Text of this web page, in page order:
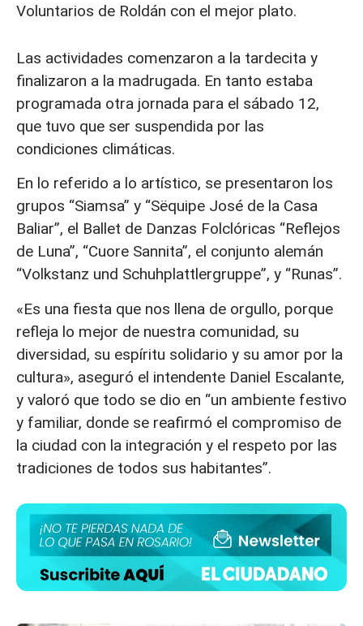
Voluntarios de Roldán con el mejor plato.
Las actividades comenzaron a la tardecita y
finalizaron a la madrugada. En tanto estaba
programada otra jornada para el sábado 12,
que tuvo que ser suspendida por las
condiciones climáticas.
En lo referido a lo artístico, se presentaron los
grupos “Siamsa” y “Sëquipe José de la Casa
Baliar”, el Ballet de Danzas Folclóricas “Reflejos
de Luna”, “Cuore Sannita”, el conjunto alemán
“Volkstanz und Schuhplattlergruppe”, y “Runas”.
«Es una fiesta que nos llena de orgullo, porque
refleja lo mejor de nuestra comunidad, su
diversidad, su espíritu solidario y su amor por la
cultura», aseguró el intendente Daniel Escalante,
y valoró que todo se dio en “un ambiente festivo
y familiar, donde se reafirmó el compromiso de
la ciudad con la integración y el respeto por las
tradiciones de todos sus habitantes”.